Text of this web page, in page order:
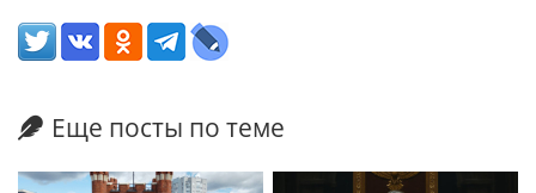
Еще посты по теме